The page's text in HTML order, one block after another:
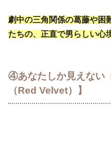
劇中の三角関係の葛藤や困
たちの、正直で男らしい心
④あなたしか見えない
（Red Velvet）】